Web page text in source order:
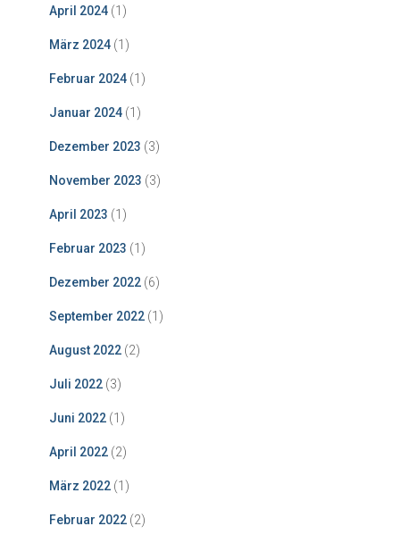
April 2024 (1)
März 2024 (1)
Februar 2024 (1)
Januar 2024 (1)
Dezember 2023 (3)
November 2023 (3)
April 2023 (1)
Februar 2023 (1)
Dezember 2022 (6)
September 2022 (1)
August 2022 (2)
Juli 2022 (3)
Juni 2022 (1)
April 2022 (2)
März 2022 (1)
Februar 2022 (2)